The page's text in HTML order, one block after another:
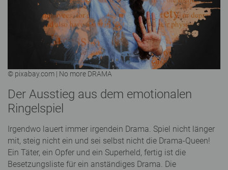
© pixabay.com | No more DRAMA
Der Ausstieg aus dem emotionalen
Ringelspiel
Irgendwo lauert immer irgendein Drama. Spiel nicht länger
mit, steig nicht ein und sei selbst nicht die Drama-Queen!
Ein Täter, ein Opfer und ein Superheld, fertig ist die
Besetzungsliste für ein anständiges Drama. Die